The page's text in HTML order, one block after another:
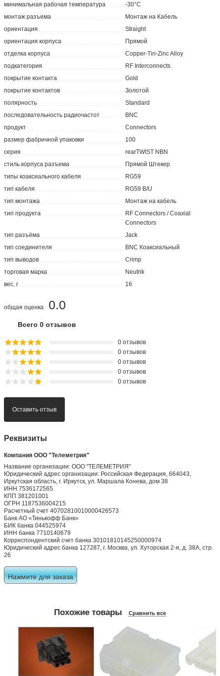
минимальная рабочая температура
-30°C
монтаж разъема
Монтаж на Кабель
ориентация
Straight
ориентация корпуса
Прямой
отделка корпуса
Copper-Tin-Zinc Alloy
подкатегория
RF Interconnects
покрытие контакта
Gold
покрытие контактов
Золотой
полярность
Standard
последовательность радиочастот
BNC
продукт
Connectors
размер фабричной упаковки
100
серия
rearTWIST NBN
стиль корпуса разъема
Прямой Штекер
типы коаксиального кабеля
RG59
тип кабеля
RG59 B/U
тип монтажа
Монтаж на кабель
тип продукта
RF Connectors / Coaxial
Connectors
тип разъёма
Jack
тип соединителя
BNC Коаксиальный
тип выводов
Crimp
торговая марка
Neutrik
вес, г
16
0.0
общая оценка
Всего 0 отзывов
0 отзывов
0 отзывов
0 отзывов
0 отзывов
0 отзывов
Оставить отзыв
Реквизиты
Компания ООО "Телеметрия"
Название организации: ООО "ТЕЛЕМЕТРИЯ"
Юридический адрес организации: Российская Федерация, 664043,
Иркутская область, г. Иркутск, ул. Маршала Конева, дом 38
ИНН 7536172565
КПП 381201001
ОГРН 1187536004215
Расчетный счет 40702810010000426573
Банк АО «Тинькофф Банк»
БИК банка 044525974
ИНН банка 7710140679
Корреспондентский счет банка 30101810145250000974
Юридический адрес банка 127287, г. Москва, ул. Хуторская 2-я, д. 38А, стр.
26
Нажмите для заказа
Похожие товары Сравнить все